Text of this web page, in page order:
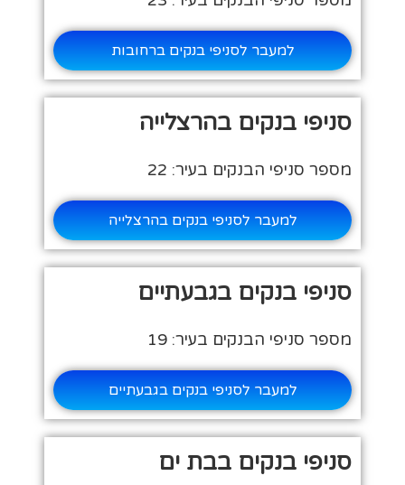
למעבר לסניפי בנקים ברחובות
סניפי בנקים בהרצלייה
מספר סניפי הבנקים בעיר: 22
למעבר לסניפי בנקים בהרצלייה
סניפי בנקים בגבעתיים
מספר סניפי הבנקים בעיר: 19
למעבר לסניפי בנקים בגבעתיים
סניפי בנקים בבת ים